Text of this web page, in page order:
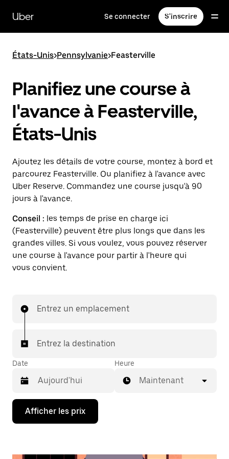
contenu
principal
Uber Se connecter S'inscrire
États-Unis>Pennsylvanie>Feasterville
Planifiez une course à
l'avance à Feasterville,
États-Unis
Ajoutez les détails de votre course, montez à bord et
parcourez Feasterville. Ou planifiez à l'avance avec
Uber Reserve. Commandez une course jusqu'à 90
jours à l'avance.
Conseil : les temps de prise en charge ici
(Feasterville) peuvent être plus longs que dans les
grandes villes. Si vous voulez, vous pouvez réserver
une course à l'avance pour partir à l'heure qui
vous convient.
Entrez un emplacement
Entrez la destination
Date
Appuyez
la
Heure
Maintenant
Afficher les prix